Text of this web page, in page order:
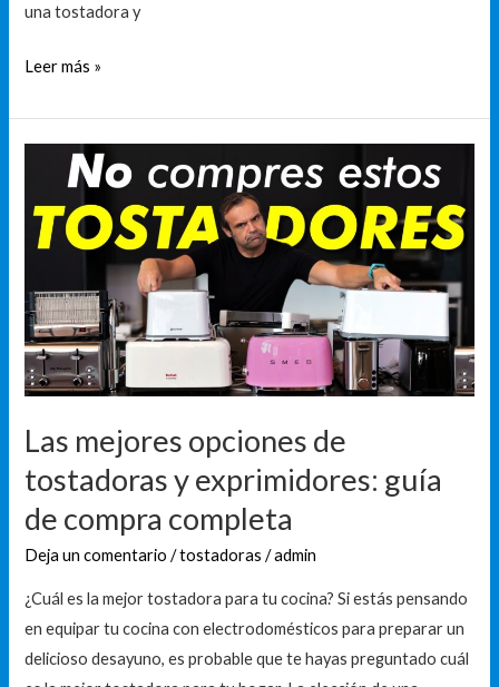
una tostadora y
Leer más »
Las mejores opciones de
tostadoras y exprimidores: guía
de compra completa
Deja un comentario /tostadoras /admin
¿Cuál es la mejor tostadora para tu cocina? Si estás pensando
en equipar tu cocina con electrodomésticos para preparar un
delicioso desayuno, es probable que te hayas preguntado cuál
mejores
opciones
de
y
exprimidores:
guía
de
compra
completa